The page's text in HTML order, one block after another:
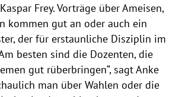
Frey. Vorträge über Ameisen,
kommen gut an oder auch ein
der für erstaunliche Disziplin im
besten sind die Dozenten, die
gut rüberbringen“, sagt Anke
man über Wahlen oder die